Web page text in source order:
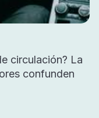
circulación? La
confunden